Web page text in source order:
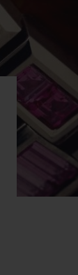
CADEAU